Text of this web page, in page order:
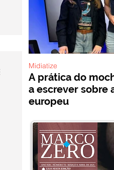
A prática do
a escrever sobre
europeu
Midiatize